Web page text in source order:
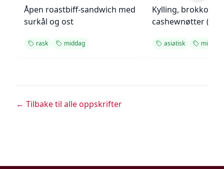
Åpen roastbiff-sandwich med
surkål og ost
rask middag
Kylling, brokkoli og
cashewnøtter
asiatisk middag
← Tilbake til alle oppskrifter